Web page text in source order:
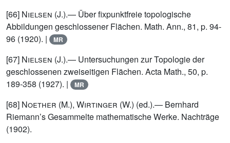
[66] Nielsen (J.).— Über fixpunktfreie topologische
Abbildungen geschlossener Flächen. Math. Ann., 81, p. 94-
96 (1920). |
MR
[67] Nielsen (J.).— Untersuchungen zur Topologie der
geschlossenen zweiseitigen Flächen. Acta Math., 50, p.
189-358 (1927). |
MR
[68] Noether (M.), Wirtinger (W.) (ed.).— Bernhard
Riemann’s Gesammelte mathematische Werke. Nachträge
(1902).